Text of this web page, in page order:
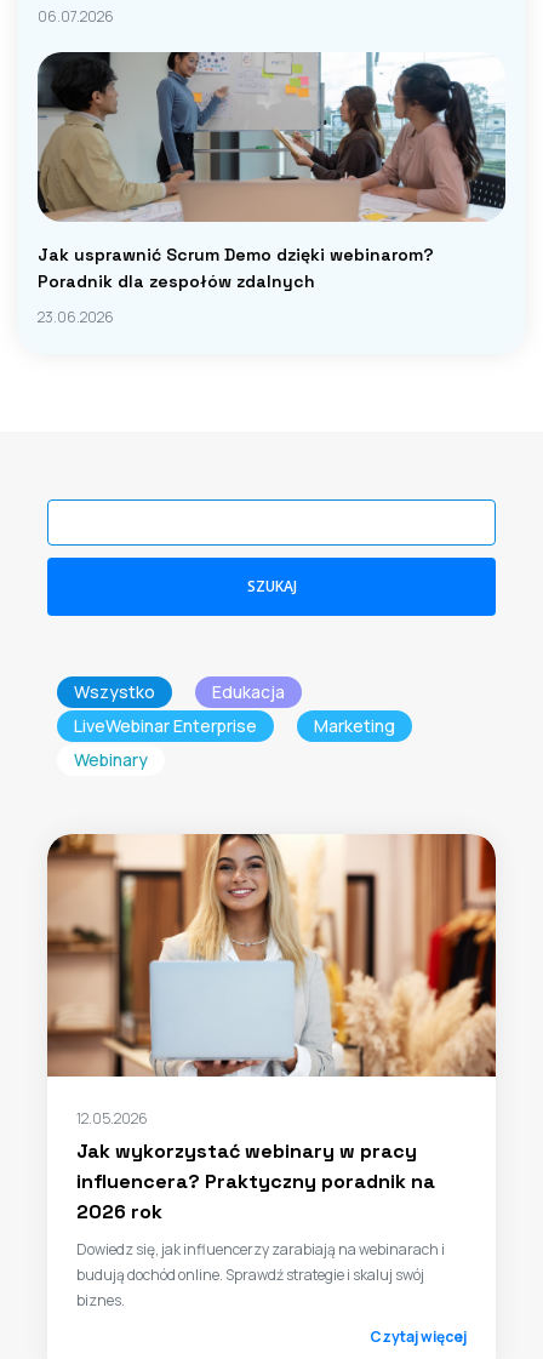
06.07.2026
Jak usprawnić Scrum Demo dzięki webinarom?
Poradnik dla zespołów zdalnych
23.06.2026
SZUKAJ
Wszystko
Edukacja
LiveWebinar Enterprise
Marketing
Webinary
12.05.2026
Jak wykorzystać webinary w pracy
influencera? Praktyczny poradnik na
2026 rok
Dowiedz się, jak influencerzy zarabiają na webinarach i
budują dochód online. Sprawdź strategie i skaluj swój
biznes.
Czytaj więcej